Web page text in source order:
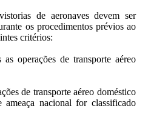
de aeronaves devem ser
os procedimentos prévios ao
critérios:
operações de transporte aéreo
de transporte aéreo doméstico
nacional for classificado